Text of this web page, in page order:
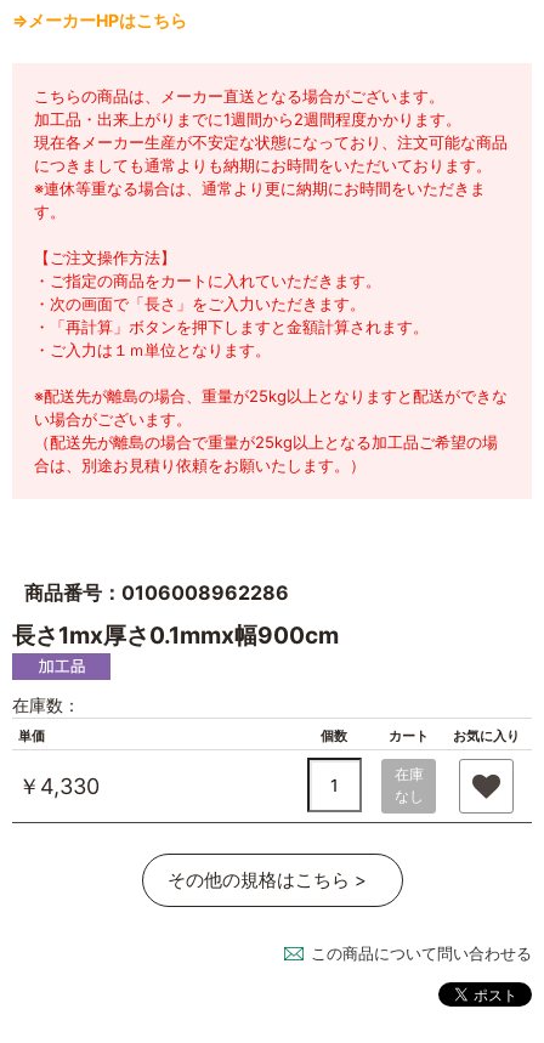
⇒メーカーHPはこちら
こちらの商品は、メーカー直送となる場合がございます。
加工品・出来上がりまでに1週間から2週間程度かかります。
現在各メーカー生産が不安定な状態になっており、注文可能な商品
につきましても通常よりも納期にお時間をいただいております。
※連休等重なる場合は、通常より更に納期にお時間をいただきま
す。
【ご注文操作方法】
・ご指定の商品をカートに入れていただきます。
・次の画面で「長さ」をご入力いただきます。
・「再計算」ボタンを押下しますと金額計算されます。
・ご入力は１ｍ単位となります。
※配送先が離島の場合、重量が25kg以上となりますと配送ができな
い場合がございます。
（配送先が離島の場合で重量が25kg以上となる加工品ご希望の場
合は、別途お見積り依頼をお願いたします。）
商品番号：0106008962286
長さ1mx厚さ0.1mmx幅900cm
在庫数：
単価 個数 カート お気に入り
￥4,330
在庫
なし
その他の規格はこちら >
この商品について問い合わせる